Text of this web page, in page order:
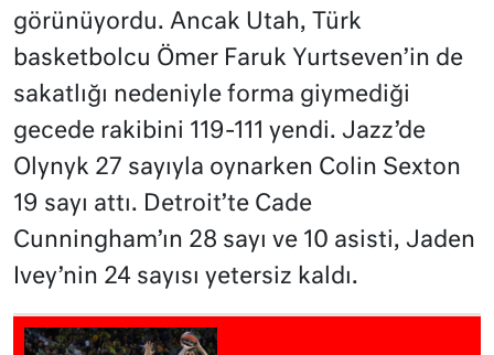
görünüyordu. Ancak Utah, Türk
basketbolcu Ömer Faruk Yurtseven’in de
sakatlığı nedeniyle forma giymediği
gecede rakibini 119-111 yendi. Jazz’de
Olynyk 27 sayıyla oynarken Colin Sexton
19 sayı attı. Detroit’te Cade
Cunningham’ın 28 sayı ve 10 asisti, Jaden
Ivey’nin 24 sayısı yetersiz kaldı.